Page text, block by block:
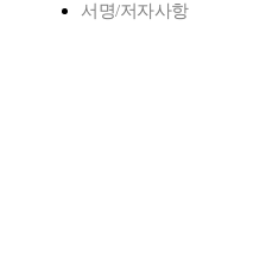
서명/저자사항